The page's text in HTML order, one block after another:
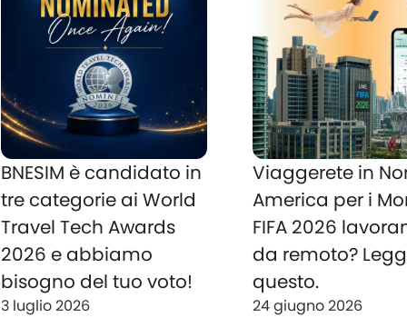
BNESIM è candidato in
tre categorie ai World
Travel Tech Awards
2026 e abbiamo
bisogno del tuo voto!
3 luglio 2026
Viaggerete in
America per i
FIFA 2026
da remoto?
questo.
24 giugno 2026